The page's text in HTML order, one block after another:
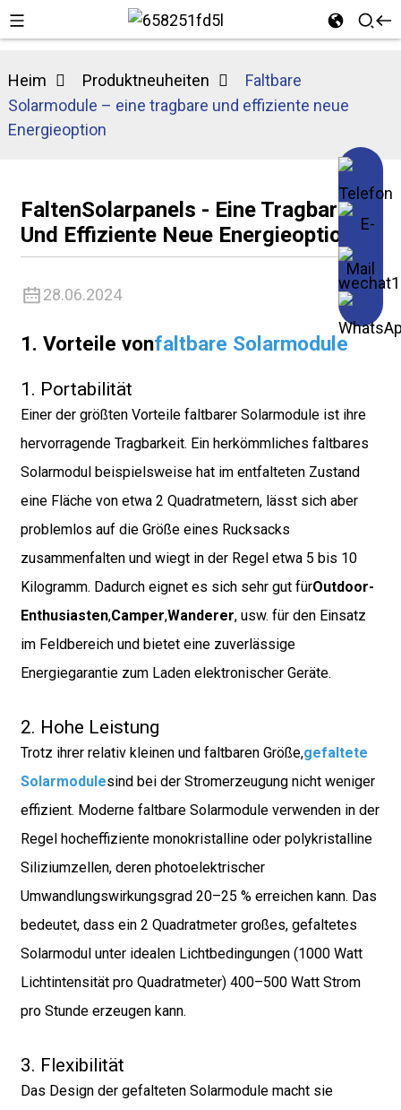
Heim Produktneuheiten
Faltbare
Solarmodule – eine tragbare und effiziente neue
Energieoption
FaltenSolarpanel S - Eine Tragbare
Und Effiziente Neue Energieoption
28.06.2024
1. Vorteile vonfaltbare Solarmodule
1. Portabilität
Einer der größten Vorteile faltbarer Solarmodule ist ihre
hervorragende Tragbarkeit. Ein herkömmliches faltbares
Solarmodul beispielsweise hat im entfalteten Zustand
eine Fläche von etwa 2 Quadratmetern, lässt sich aber
problemlos auf die Größe eines Rucksacks
zusammenfalten und wiegt in der Regel etwa 5 bis 10
Kilogramm. Dadurch eignet es sich sehr gut fürOutdoor-
Enthusiasten,Camper,Wanderer, usw. für den Einsatz
im Feldbereich und bietet eine zuverlässige
Energiegarantie zum Laden elektronischer Geräte.
2. Hohe Leistung
Trotz ihrer relativ kleinen und faltbaren Größe,gefaltete
Solarmodulesind bei der Stromerzeugung nicht weniger
effizient. Moderne faltbare Solarmodule verwenden in der
Regel hocheffiziente monokristalline oder polykristalline
Siliziumzellen, deren photoelektrischer
Umwandlungswirkungsgrad 20–25 % erreichen kann. Das
bedeutet, dass ein 2 Quadratmeter großes, gefaltetes
Solarmodul unter idealen Lichtbedingungen (1000 Watt
Lichtintensität pro Quadratmeter) 400–500 Watt Strom
pro Stunde erzeugen kann.
3. Flexibilität
Das Design der gefalteten Solarmodule macht sie